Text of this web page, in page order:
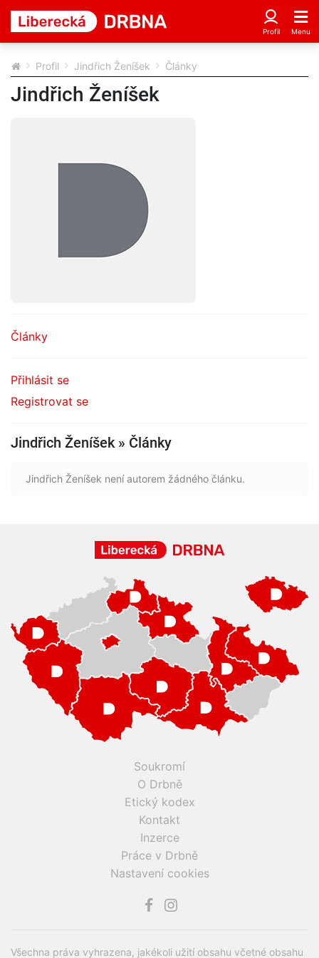
Profil Jindřich Ženíšek Články
Jindřich Ženíšek
Články
Přihlásit se
Registrovat se
Jindřich Ženíšek » Články
Jindřich Ženíšek není autorem žádného článku.
Soukromí
O Drbně
Etický kodex
Kontakt
Inzerce
Práce v Drbně
Nastavení cookies
Všechna práva vyhrazena, jakékoli užití obsahu včetné obsahu